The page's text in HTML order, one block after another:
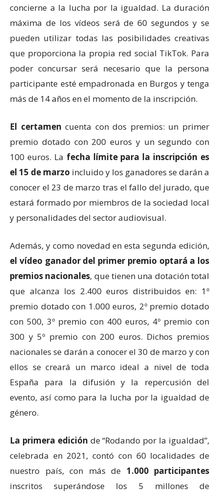
concierne a la lucha por la igualdad. La duración
máxima de los vídeos será de 60 segundos y se
pueden utilizar todas las posibilidades creativas
que proporciona la propia red social TikTok. Para
poder concursar será necesario que la persona
participante esté empadronada en Burgos y tenga
más de 14 años en el momento de la inscripción.
El certamen cuenta con dos premios: un primer
premio dotado con 200 euros y un segundo con
100 euros. La fecha límite para la inscripción es
el 15 de marzo incluido y los ganadores se darán a
conocer el 23 de marzo tras el fallo del jurado, que
estará formado por miembros de la sociedad local
y personalidades del sector audiovisual.
Además, y como novedad en esta segunda edición,
el vídeo ganador del primer premio optará a los
premios nacionales, que tienen una dotación total
que alcanza los 2.400 euros distribuidos en: 1º
premio dotado con 1.000 euros, 2º premio dotado
con 500, 3º premio con 400 euros, 4º premio con
300 y 5º premio con 200 euros. Dichos premios
nacionales se darán a conocer el 30 de marzo y con
ellos se creará un marco ideal a nivel de toda
España para la difusión y la repercusión del
evento, así como para la lucha por la igualdad de
género.
La primera edición de “Rodando por la igualdad”,
celebrada en 2021, contó con 60 localidades de
nuestro país, con más de 1.000 participantes
inscritos superándose los 5 millones de